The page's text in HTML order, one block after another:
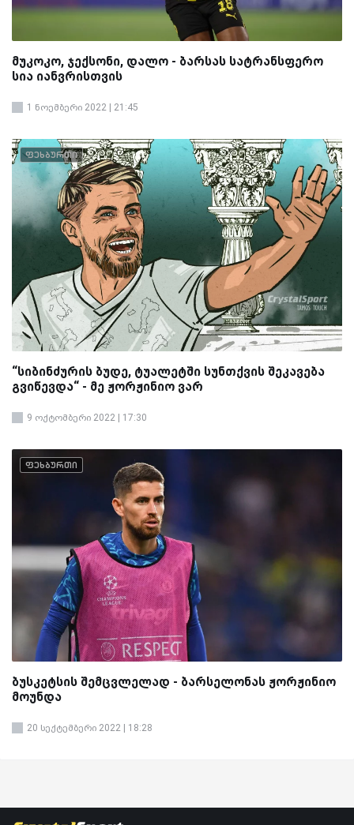
მუკოკო, ჯექსონი, დალო - ბარსას სატრანსფერო
სია იანვრისთვის
1 ნოემბერი 2022 | 21:45
ფეხბურთი
“სიბინძურის ბუდე, ტუალეტში სუნთქვის შეკავება
გვიწევდა“ - მე ჟორჟინიო ვარ
9 ოქტომბერი 2022 | 17:30
ფეხბურთი
ბუსკეტსის შემცვლელად - ბარსელონას ჟორჟინიო
მოუნდა
20 სექტემბერი 2022 | 18:28